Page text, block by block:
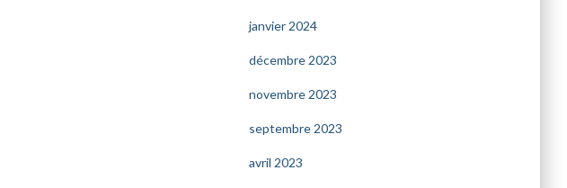
janvier 2024
décembre 2023
novembre 2023
septembre 2023
avril 2023